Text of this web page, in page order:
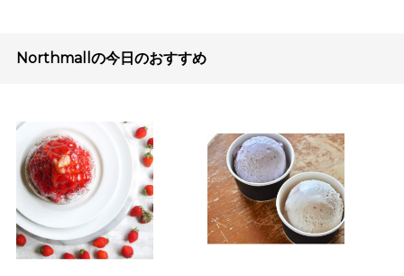
Northmallの今日のおすすめ